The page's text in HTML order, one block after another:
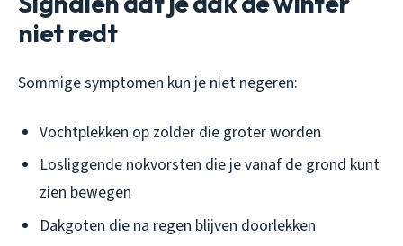
niet redt
Sommige symptomen kun je niet negeren:
Vochtplekken op zolder die groter worden
Losliggende nokvorsten die je vanaf de grond kunt
zien bewegen
Dakgoten die na regen blijven doorlekken